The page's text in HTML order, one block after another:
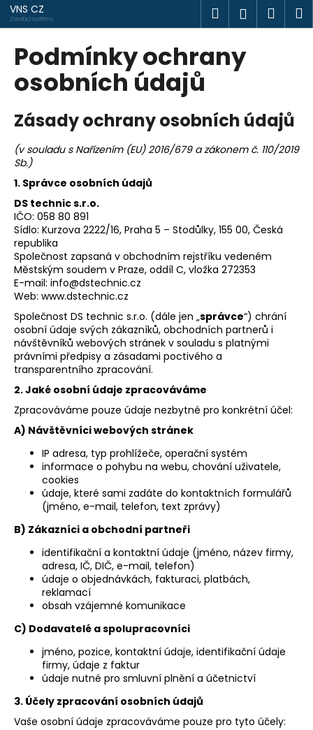
Přejít
na
obsah
VNS CZ
Zvedací systémy Hledat
Podmínky ochrany
osobních údajů
Zásady ochrany osobních údajů
(v souladu s Nařízením (EU) 2016/679 a zákonem č. 110/2019
Sb.)
1. Správce osobních údajů
DS technic s.r.o.
IČO: 058 80 891
Sídlo: Kurzova 2222/16, Praha 5 – Stodůlky, 155 00, Česká
republika
Společnost zapsaná v obchodním rejstříku vedeném
Městským soudem v Praze, oddíl C, vložka 272353
E-mail: info@dstechnic.cz
Web: www.dstechnic.cz
Společnost DS technic s.r.o. (dále jen „správce“) chrání
osobní údaje svých zákazníků, obchodních partnerů i
návštěvníků webových stránek v souladu s platnými
právními předpisy a zásadami poctivého a
transparentního zpracování.
2. Jaké osobní údaje zpracováváme
Zpracováváme pouze údaje nezbytné pro konkrétní účel:
A) Návštěvníci webových stránek
IP adresa, typ prohlížeče, operační systém
informace o pohybu na webu, chování uživatele,
cookies
údaje, které sami zadáte do kontaktních formulářů
(jméno, e-mail, telefon, text zprávy)
B) Zákazníci a obchodní partneři
identifikační a kontaktní údaje (jméno, název firmy,
adresa, IČ, DIČ, e-mail, telefon)
údaje o objednávkách, fakturaci, platbách,
reklamací
obsah vzájemné komunikace
C) Dodavatelé a spolupracovníci
jméno, pozice, kontaktní údaje, identifikační údaje
firmy, údaje z faktur
údaje nutné pro smluvní plnění a účetnictví
3. Účely zpracování osobních údajů
Vaše osobní údaje zpracováváme pouze pro tyto účely:
K
o
C
o
p
o
t
ř
e
b
u
j
e
t
e
n
a
j
í
t
?
HLEDAT
D
č
e